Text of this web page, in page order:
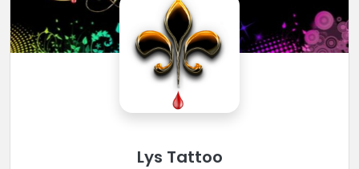
Lys Tattoo